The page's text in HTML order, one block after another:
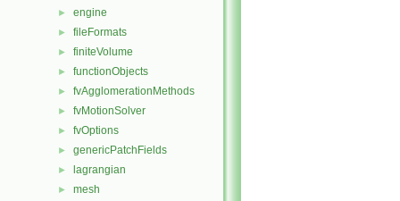
► engine
► fileFormats
► finiteVolume
► functionObjects
► fvAgglomerationMethods
► fvMotionSolver
► fvOptions
► genericPatchFields
► lagrangian
► mesh